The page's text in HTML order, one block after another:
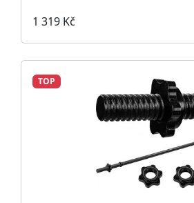
1 319 Kč
TOP